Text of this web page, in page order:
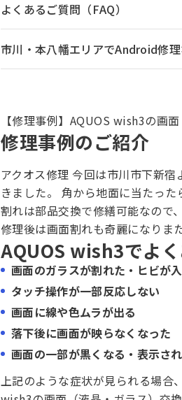
よくあるご質問（FAQ）
市川・本八幡エリアでAndroid修
【修理事例】AQUOS wish3の画
修理事例のご紹介
アクオス修理 今回は市川市下新
きました。 角から地面に当たっ
割れは部品交換で修繕可能なので
修理後は画面割れも奇麗になりま
AQUOS wish3でよ
画面のガラスが割れた・ヒビが
タッチ操作が一部反応しない
画面に線や色ムラが出る
落下後に画面が映らなくなった
画面の一部が黒くなる・表示さ
上記のような症状が見られる場合